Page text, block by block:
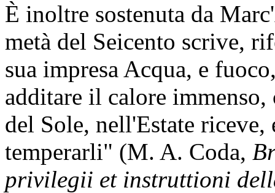
È inoltre sostenuta da
metà del Seicento scrive,
sua impresa Acqua, e
additare il calore immenso,
del Sole, nell'Estate riceve,
temperarli" (M. A. Coda,
privilegii et instruttioni